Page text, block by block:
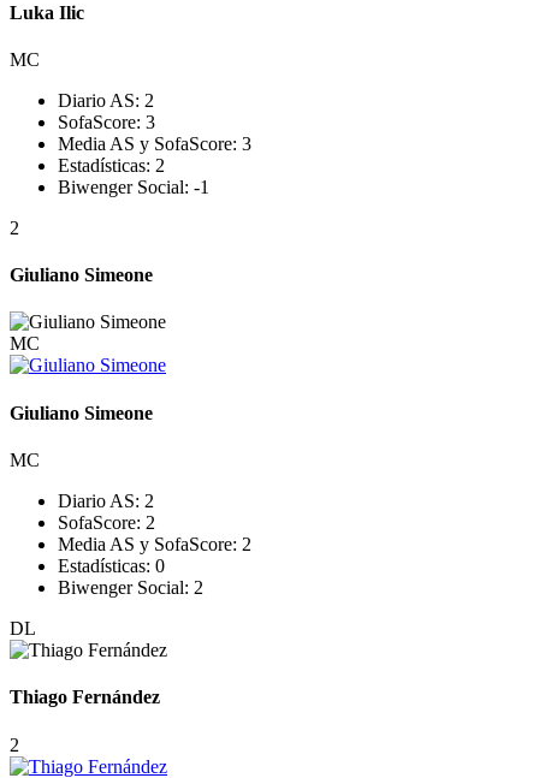
Luka Ilic
MC
Diario AS: 2
SofaScore: 3
Media AS y SofaScore: 3
Estadísticas: 2
Biwenger Social: -1
2
Giuliano Simeone
MC
Giuliano Simeone
MC
Diario AS: 2
SofaScore: 2
Media AS y SofaScore: 2
Estadísticas: 0
Biwenger Social: 2
DL
Thiago Fernández
2